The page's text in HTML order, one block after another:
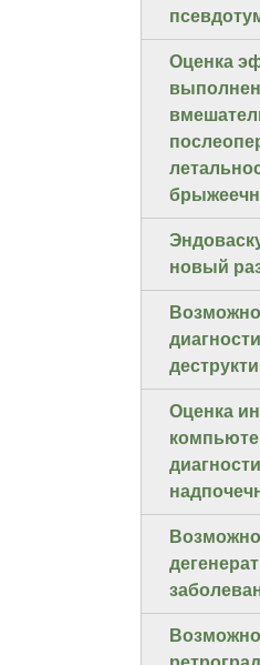
Оценка
новый
Оценка